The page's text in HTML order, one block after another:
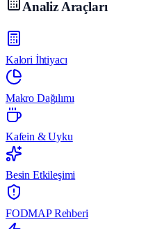
Analiz Araçları
Kalori İhtiyacı
Makro Dağılımı
Kafein & Uyku
Besin Etkileşimi
FODMAP Rehberi